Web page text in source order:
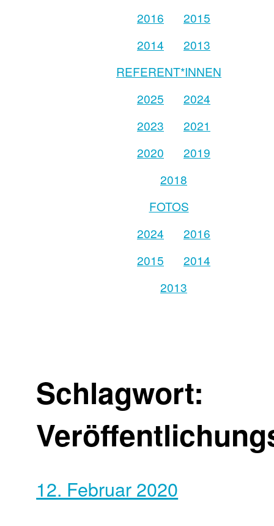
2016
2015
2014
2013
REFERENT*INNEN
2025
2024
2023
2021
2020
2019
2018
FOTOS
2024
2016
2015
2014
2013
Schlagwort:
12. Februar 2020